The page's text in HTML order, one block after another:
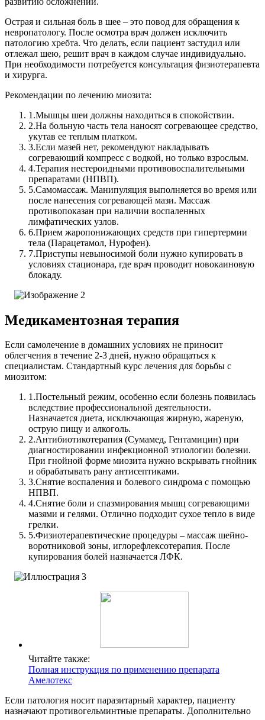
Острая и сильная боль в шее – это повод для обращения к
невропатологу. После осмотра врач должен исключить
патологию хребта. Что делать, если пациент застудил или
отлежал шею, решит врач в каждом случае индивидуально.
При необходимости потребуется консультация физиотерапевта
и хирурга.
Рекомендации по лечению миозита:
1.Мышцы шеи должны находиться в спокойствии.
2.На больную часть тела наносят согревающее средство,
укутав ее теплым платком.
3.Если мазей нет, рекомендуют накладывать
согревающий компресс с водкой, но только взрослым.
4.Терапия нестероидными противовоспалительными
препаратами (НПВП).
5.Самомассаж. Манипуляция выполняется во время или
после нанесения согревающей мази. Массаж
противопоказан при наличии воспаленных
лимфатических узлов.
6.Прием жаропонижающих средств при гипертермии
тела (Парацетамол, Нурофен).
7.Приступы невыносимой боли нужно купировать в
условиях стационара, где врач проводит новокаиновую
блокаду.
Медикаментозная терапия
Если самолечение в домашних условиях не приносит
облегчения в течение 2-3 дней, нужно обращаться к
специалистам. Стандартный курс лечения для борьбы с
миозитом:
1.Постельный режим, особенно если болезнь появилась
вследствие профессиональной деятельности.
Назначается диета, исключающая жирную, жареную,
острую пищу и алкоголь.
2.Антибиотикотерапия (Сумамед, Гентамицин) при
диагностировании инфекционной этиологии болезни.
При гнойной форме миозита нужно вскрывать гнойник
и обрабатывать рану антисептиками.
3.Снятие воспаления и болевого синдрома с помощью
НПВП.
4.Снятие боли и спазмирования мышц согревающими
мазями и гелями. Отлично подходит сухое тепло в виде
грелки.
5.Физиотерапевтические процедуры – массаж шейно-
воротниковой зоны, иглорефлексотерапия. После
купирования болей назначается ЛФК.
Читайте также:
Полная инструкция по применению препарата
Амелотекс
Если патология носит паразитарный характер, пациенту
назначают противогельминтные препараты. Дополнительно